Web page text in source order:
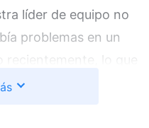
líder de equipo no
problemas en un
recientemente, lo que
trabajo. Al oírlo,